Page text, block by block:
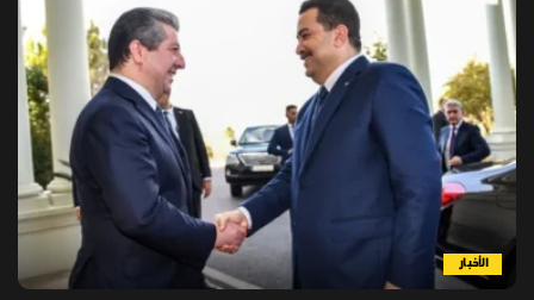
الأخبار